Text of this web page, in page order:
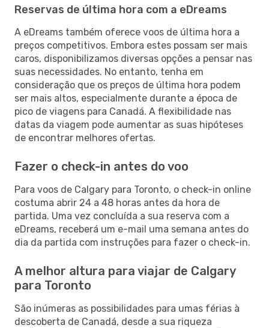
Reservas de última hora com a eDreams
A eDreams também oferece voos de última hora a
preços competitivos. Embora estes possam ser mais
caros, disponibilizamos diversas opções a pensar nas
suas necessidades. No entanto, tenha em
consideração que os preços de última hora podem
ser mais altos, especialmente durante a época de
pico de viagens para Canadá. A flexibilidade nas
datas da viagem pode aumentar as suas hipóteses
de encontrar melhores ofertas.
Fazer o check-in antes do voo
Para voos de Calgary para Toronto, o check-in online
costuma abrir 24 a 48 horas antes da hora de
partida. Uma vez concluída a sua reserva com a
eDreams, receberá um e-mail uma semana antes do
dia da partida com instruções para fazer o check-in.
A melhor altura para viajar de Calgary
para Toronto
São inúmeras as possibilidades para umas férias à
descoberta de Canadá, desde a sua riqueza